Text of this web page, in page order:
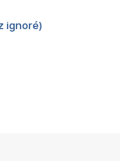
ignoré)